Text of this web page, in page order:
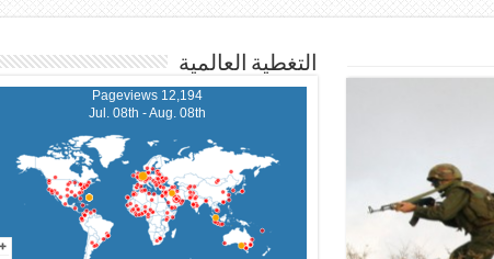
التغطية العالمية
12,194 Pageviews
Jul. 08th - Aug. 08th